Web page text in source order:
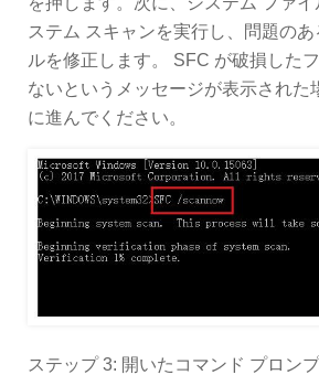
ステム スキャンを実行し、問題の
ルを修正します。 SFC が破損した
ないというメッセージが表示された
に進んでください。
ステップ 3: 開いたコマンド プロン